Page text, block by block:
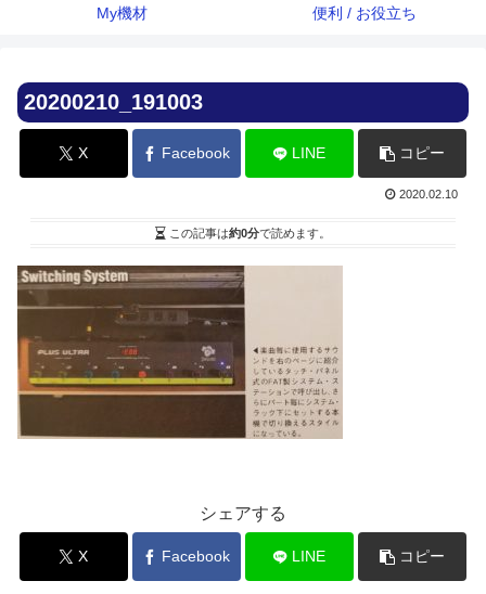
My機材 便利 / お役立ち
20200210_191003
X Facebook LINE コピー
2020.02.10
この記事は約0分で読めます。
シェアする
X Facebook LINE コピー